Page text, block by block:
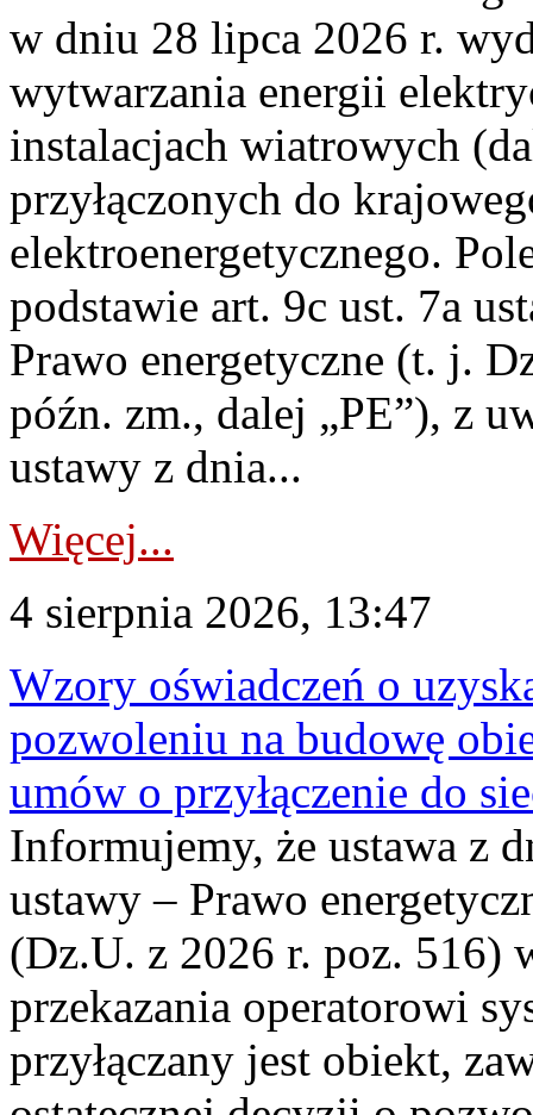
w dniu 28 lipca 2026 r.
wytwarzania energii
instalacjach wiatrowych
przyłączonych do
elektroenergetycznego.
podstawie art. 9c ust. 7a
Prawo energetyczne (t. j.
późn. zm., dalej „PE”), z
ustawy z dnia...
Więcej...
4 sierpnia 2026, 13:47
Wzory oświadczeń o
pozwoleniu na budowę
umów o przyłączenie do
Informujemy, że ustawa z
ustawy – Prawo
(Dz.U. z 2026 r. poz. 516)
przekazania operatorowi
przyłączany jest obiekt,